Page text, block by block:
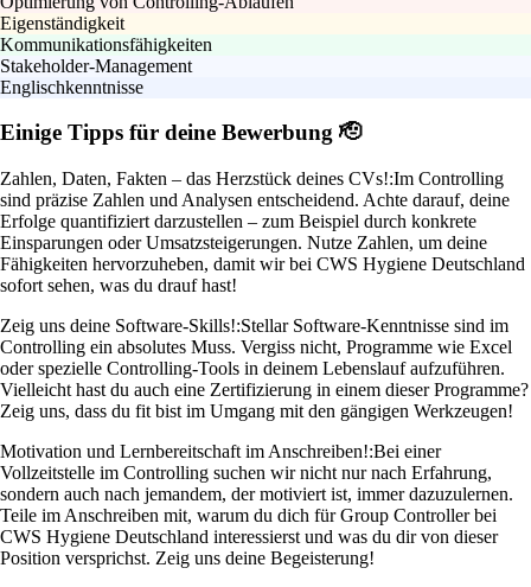
Eigenständigkeit
Kommunikationsfähigkeiten
Stakeholder-Management
Englischkenntnisse
Einige Tipps für deine Bewerbung 🫡
Zahlen, Daten, Fakten – das Herzstück deines CVs!:Im Controlling
sind präzise Zahlen und Analysen entscheidend. Achte darauf, deine
Erfolge quantifiziert darzustellen – zum Beispiel durch konkrete
Einsparungen oder Umsatzsteigerungen. Nutze Zahlen, um deine
Fähigkeiten hervorzuheben, damit wir bei CWS Hygiene Deutschland
sofort sehen, was du drauf hast!
Zeig uns deine Software-Skills!:Stellar Software-Kenntnisse sind im
Controlling ein absolutes Muss. Vergiss nicht, Programme wie Excel
oder spezielle Controlling-Tools in deinem Lebenslauf aufzuführen.
Vielleicht hast du auch eine Zertifizierung in einem dieser Programme?
Zeig uns, dass du fit bist im Umgang mit den gängigen Werkzeugen!
Motivation und Lernbereitschaft im Anschreiben!:Bei einer
Vollzeitstelle im Controlling suchen wir nicht nur nach Erfahrung,
sondern auch nach jemandem, der motiviert ist, immer dazuzulernen.
Teile im Anschreiben mit, warum du dich für Group Controller bei
CWS Hygiene Deutschland interessierst und was du dir von dieser
Position versprichst. Zeig uns deine Begeisterung!